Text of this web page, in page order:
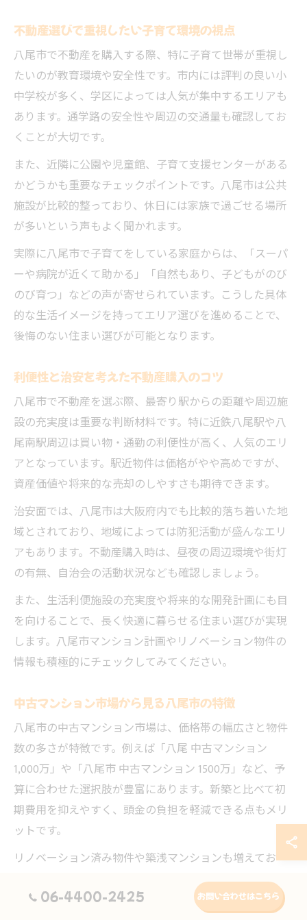
不動産選びで重視したい子育て環境の視点
八尾市で不動産を購入する際、特に子育て世帯が重視し
たいのが教育環境や安全性です。市内には評判の良い小
中学校が多く、学区によっては人気が集中するエリアも
あります。通学路の安全性や周辺の交通量も確認してお
くことが大切です。
また、近隣に公園や児童館、子育て支援センターがある
かどうかも重要なチェックポイントです。八尾市は公共
施設が比較的整っており、休日には家族で過ごせる場所
が多いという声もよく聞かれます。
実際に八尾市で子育てをしている家庭からは、「スーパ
ーや病院が近くて助かる」「自然もあり、子どもがのび
のび育つ」などの声が寄せられています。こうした具体
的な生活イメージを持ってエリア選びを進めることで、
後悔のない住まい選びが可能となります。
利便性と治安を考えた不動産購入のコツ
八尾市で不動産を選ぶ際、最寄り駅からの距離や周辺施
設の充実度は重要な判断材料です。特に近鉄八尾駅や八
尾南駅周辺は買い物・通勤の利便性が高く、人気のエリ
アとなっています。駅近物件は価格がやや高めですが、
資産価値や将来的な売却のしやすさも期待できます。
治安面では、八尾市は大阪府内でも比較的落ち着いた地
域とされており、地域によっては防犯活動が盛んなエリ
アもあります。不動産購入時は、昼夜の周辺環境や街灯
の有無、自治会の活動状況なども確認しましょう。
また、生活利便施設の充実度や将来的な開発計画にも目
を向けることで、長く快適に暮らせる住まい選びが実現
します。八尾市マンション計画やリノベーション物件の
情報も積極的にチェックしてみてください。
中古マンション市場から見る八尾市の特徴
八尾市の中古マンション市場は、価格帯の幅広さと物件
数の多さが特徴です。例えば「八尾 中古マンション
1,000万」や「八尾市 中古マンション 1500万」など、予
算に合わせた選択肢が豊富にあります。新築と比べて初
期費用を抑えやすく、頭金の負担を軽減できる点もメリ
ットです。
リノベーション済み物件や築浅マンションも増えてお
り、「八尾 中古マンション リノベーション」などは人気
キーワードとなっています。実際に購入した方からは
06-4400-2425 お問い合わせはこちら